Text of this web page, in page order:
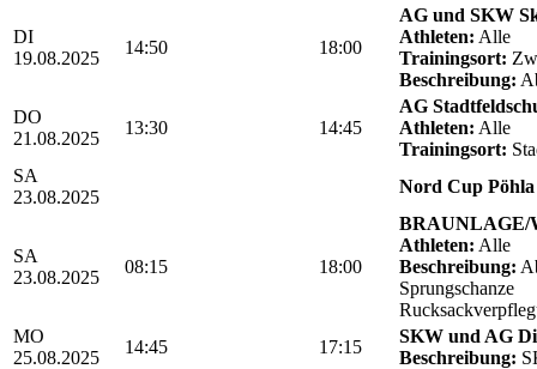
DI
19.08.2025
14:50 18:00
AG und SKW
Athleten: Alle
Trainingsort:
Beschreibung:
DO
21.08.2025
13:30 14:45
AG
Athleten: Alle
Trainingsort:
SA
23.08.2025
Nord Cup Pöhla
SA
23.08.2025
08:15 18:00
BRAUNLAGE/
Athleten: Alle
Beschreibung:
Sprungschanze
MO
25.08.2025
14:45 17:15
SKW und AG
Beschreibung: